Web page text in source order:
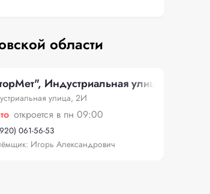
области
Индустриальная улица, 2И
улица, 2И
откроется в пн 09:00
061-56-53
Игорь Александрович